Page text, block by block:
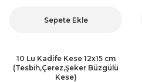
Sepete Ekle
10 Lu Kadife Kese 12x15 cm
(Tesbih,Çerez,Şeker Büzgülü
Kese)